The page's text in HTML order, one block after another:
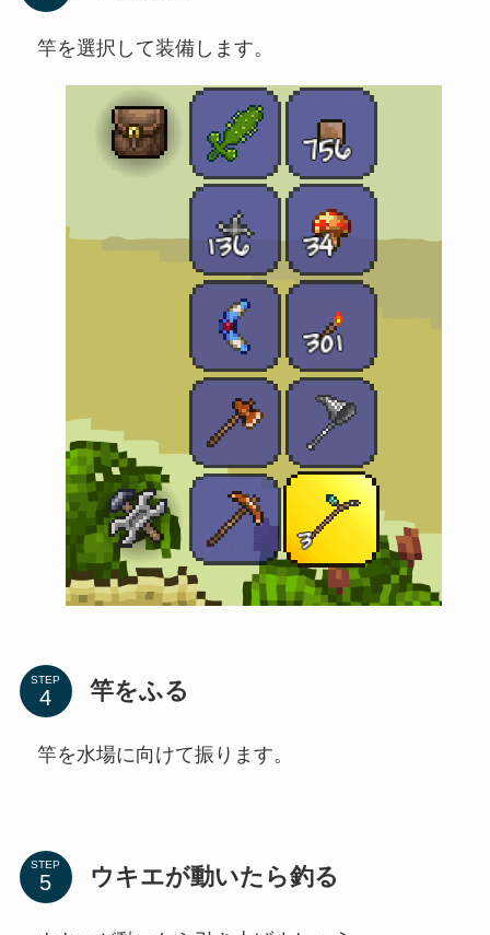
竿を選択して装備します。
STEP 竿をふる
竿を水場に向けて振ります。
STEP ウキエが動いたら釣る